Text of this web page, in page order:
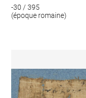
-30 / 395
(époque romaine)